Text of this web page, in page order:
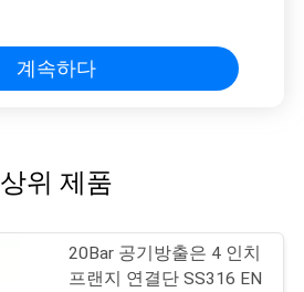
계속하다
상위 제품
20Bar 공기방출은 4 인치
프랜지 연결단 SS316 EN